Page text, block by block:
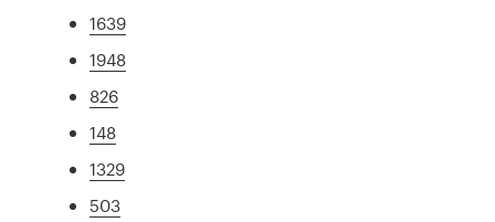
1639
1948
826
148
1329
503